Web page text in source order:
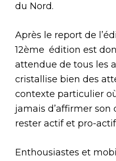
du Nord.
Après le report de
12ème édition est
attendue de tous les
cristallise bien des
contexte particulier
jamais d’affirmer son
rester actif et pro-
Enthousiastes et